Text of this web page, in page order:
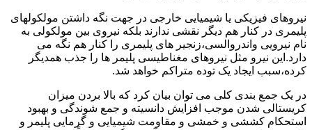
نیروهای فیزیکی یا شیمیایی خارجی در جهت نگه داشتن مولکولهای
پلیمری در کنار هم دیگر نقشی ندارند بلکه نیروی بین مولکولی به
نام نیرویی واندروالسی،زنجیر های پلیمری را کنار هم نگه می
دارد.این نیرو مثل نیروهای مغناطیسی پلیمر ها را جذب همدیگر
کرده،سبب ایجاد یک توده متراکم خواهد شد.
در یک جمع بندی کلی می توان بیان کرد که بالا بردن میزان
کریستالی شدن موجب افزایش دانسیته و جمع شوندگی و بهبود
استحکام کششی و خمشی و مقاومت شیمیایی و گرمایی پلیمر و